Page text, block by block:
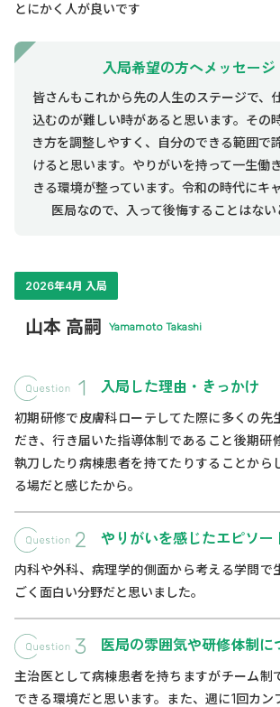
とにかく人が良いです
入局希望の方へメッセージ
皆さんもこれから先の人生のステージで、
込むのが難しい時があると思います。その
き方を調整しやすく、自分のできる範囲で
けると思います。やりがいを持って一生働
きる環境が整っています。令和の時代にキ
医局なので、入って後悔することはない
2026年4月 入局
山本 高嗣 Yamamoto Takashi
入局した理由・きっかけ
初期研修で皮膚科ローテしてた際に多くの先
だき、行き届いた指導体制であること後期研
執刀したり病棟患者を持てたりすることから
る場だと感じたから。
やりがいを感じたエピソー
内科や外科、病理学的側面から考える学問で
ごく面白い分野だと思いました。
医局の雰囲気や研修体制に
主治医として病棟患者を持ちますがチーム制
できる環境だと思います。また、週に1回カ